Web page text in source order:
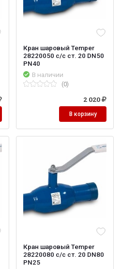
Кран шаровый Temper
28220050 с/с ст. 20 DN50
PN40
В наличии
(0)
2 020
В корзину
Кран шаровый Temper
28220080 с/с ст. 20 DN80
PN25